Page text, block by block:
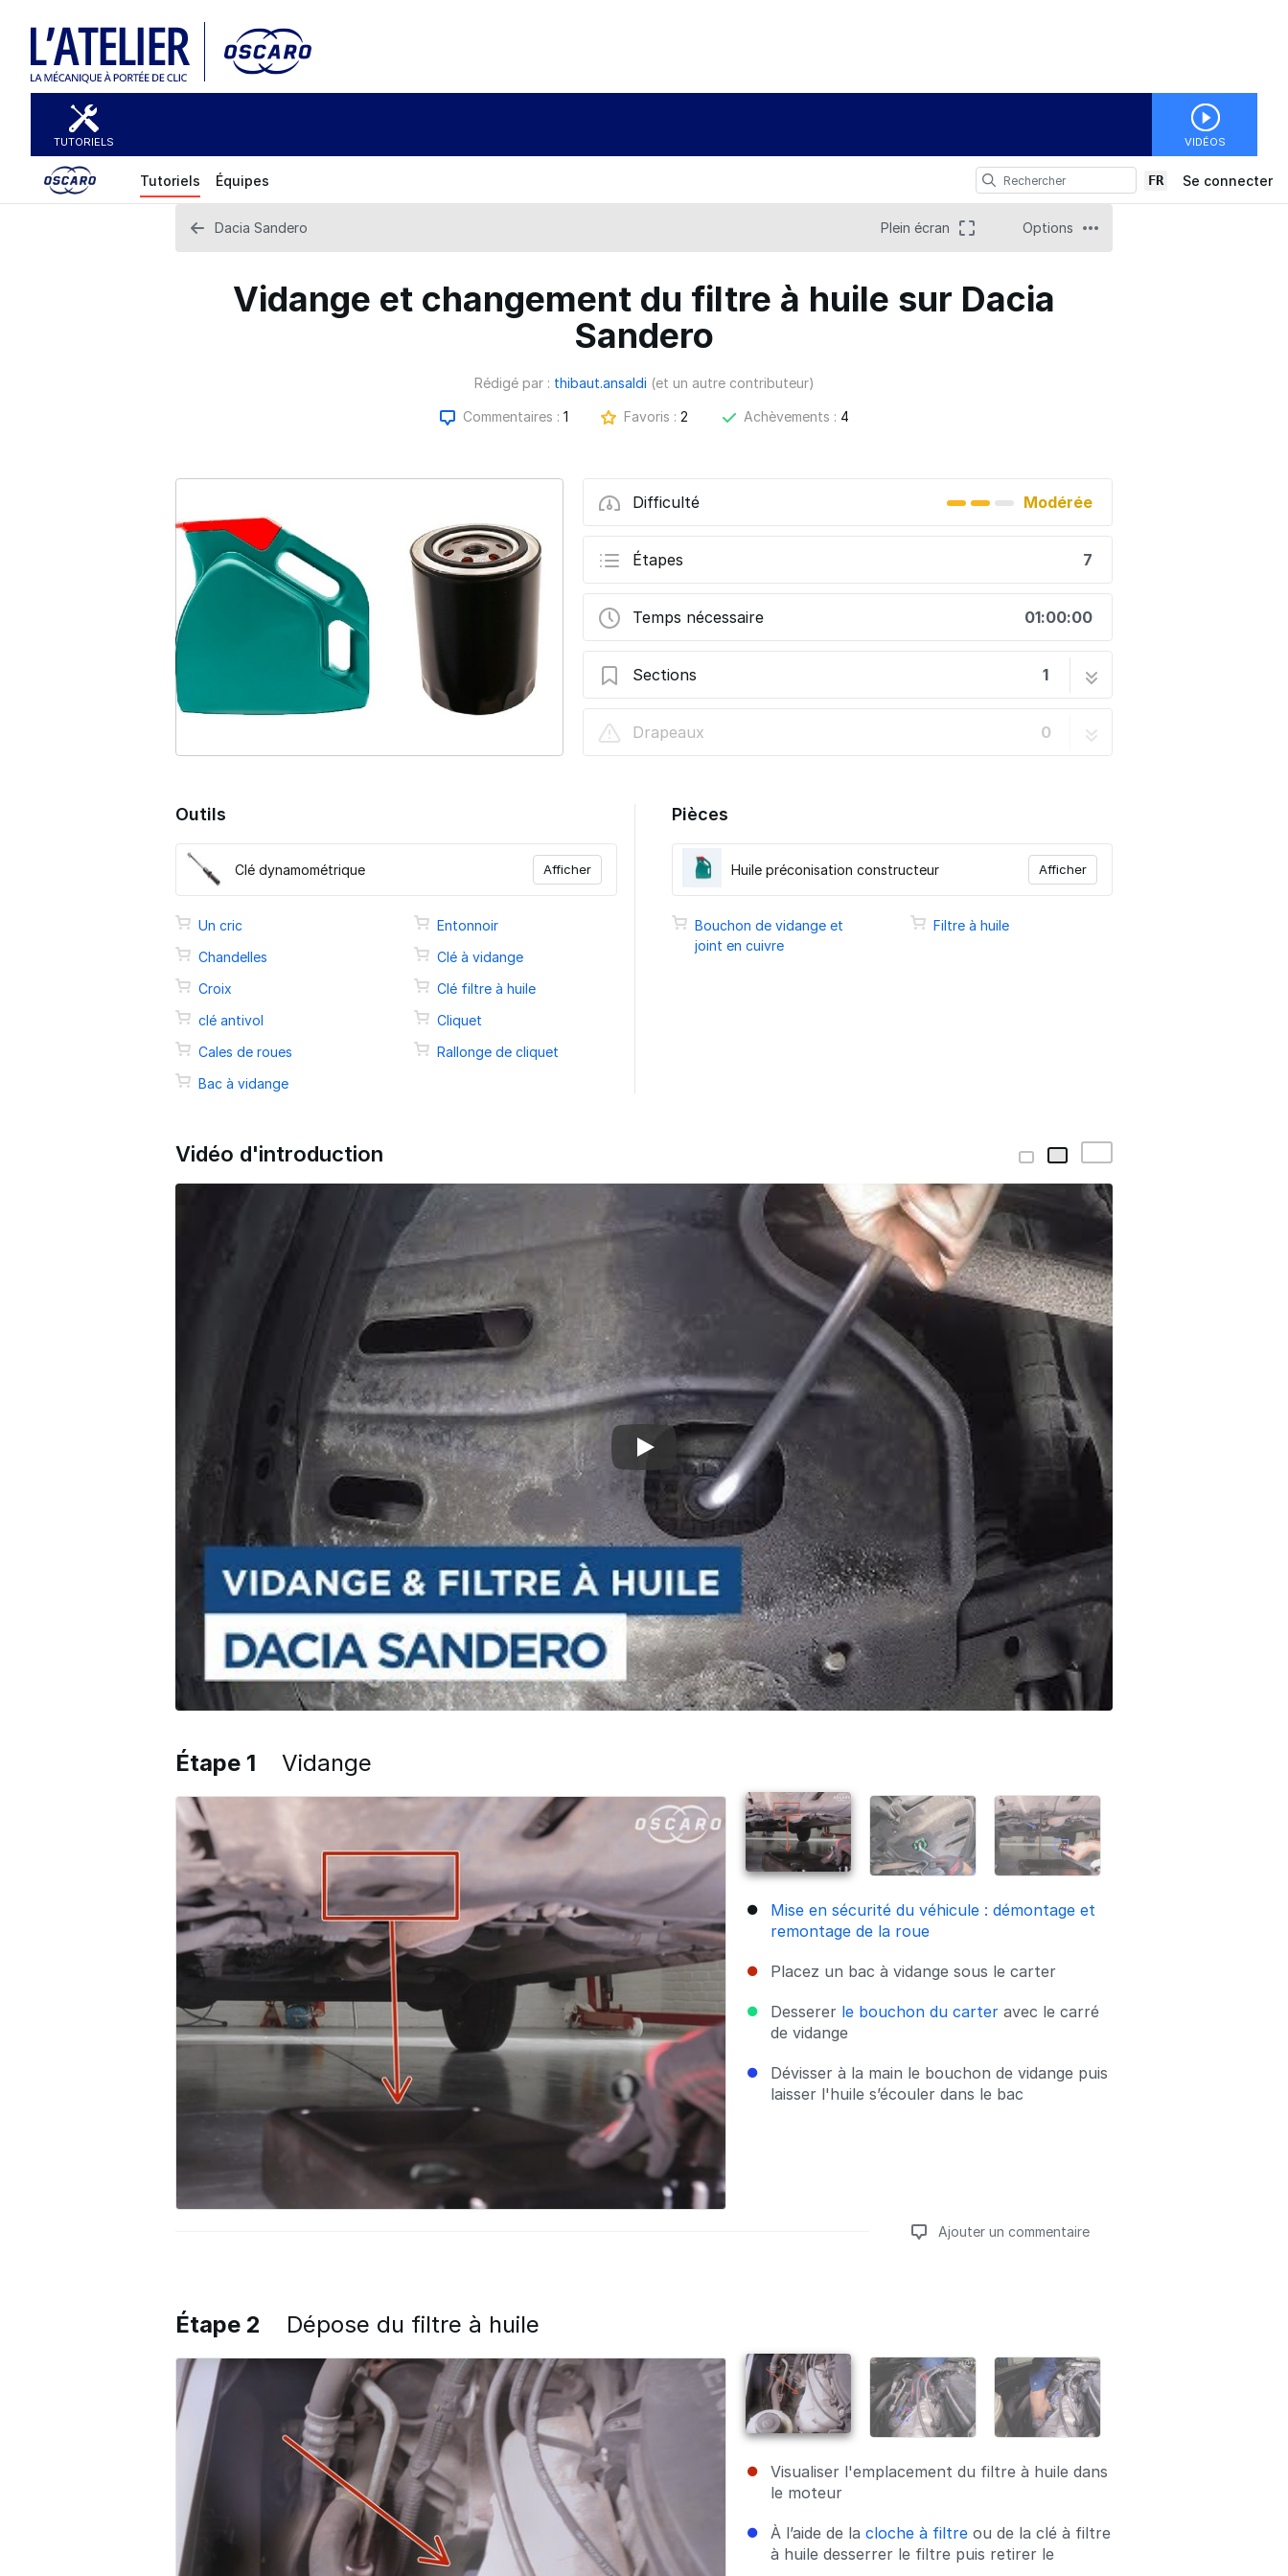
TUTORIELS VIDÉOS
Tutoriels Équipes FR Se connecter
Dacia Sandero Plein écran Options
Vidange et changement du filtre à huile sur Dacia
Sandero
Rédigé par : thibaut.ansaldi (et un autre contributeur)
Commentaires : 1 Favoris : 2 Achèvements : 4
Difficulté Modérée
Étapes 7
Temps nécessaire 01:00:00
Sections 1
Drapeaux 0
Outils
Clé dynamométrique Afficher
Un cric
Chandelles
Croix
clé antivol
Cales de roues
Bac à vidange
Entonnoir
Clé à vidange
Clé filtre à huile
Cliquet
Rallonge de cliquet
Pièces
Huile préconisation constructeur Afficher
Bouchon de vidange et
joint en cuivre
Filtre à huile
Vidéo d'introduction
Étape 1 Vidange
Mise en sécurité du véhicule : démontage et
remontage de la roue
Placez un bac à vidange sous le carter
Desserer le bouchon du carter avec le carré
de vidange
Dévisser à la main le bouchon de vidange puis
laisser l'huile s’écouler dans le bac
Ajouter un commentaire
Étape 2 Dépose du filtre à huile
Visualiser l'emplacement du filtre à huile dans
le moteur
À l’aide de la cloche à filtre ou de la clé à filtre
à huile desserrer le filtre puis retirer le